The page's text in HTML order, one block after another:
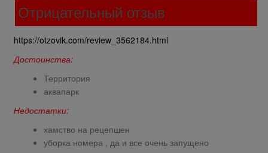
Отрицательный отзыв
https://otzovik.com/review_3562184.html
Достоинства:
Территория
аквапарк
Недостатки:
хамство на рецепшен
уборка номера , да и все очень запущено